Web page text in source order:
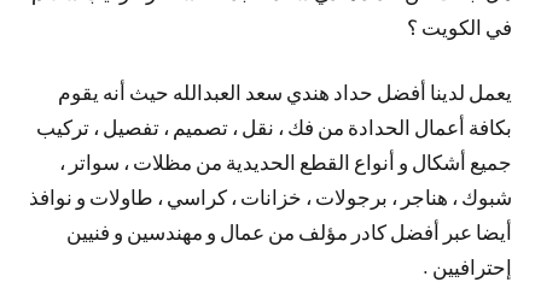
في الكويت ؟
يعمل لدينا أفضل حداد هندي سعد العبدالله حيث أنه يقوم
بكافة أعمال الحدادة من فك ، نقل ، تصميم ، تفصيل ، تركيب
جميع أشكال و أنواع القطع الحديدية من مظلات ، سواتر ،
شبوك ، هناجر ، برجولات ، خزانات ، كراسي ، طاولات و نوافذ
أيضا عبر أفضل كادر مؤلف من عمال و مهندسين و فنيين
إحترافيين .